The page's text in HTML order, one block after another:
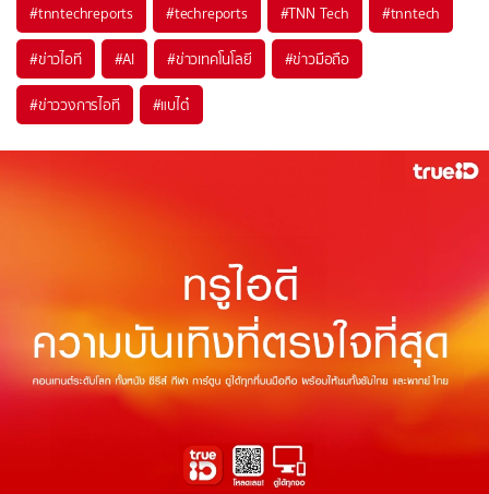
#tnntechreports #techreports #TNN Tech #tnntech
#ข่าวไอที #AI #ข่าวเทคโนโลยี #ข่าวมือถือ
#ข่าววงการไอที #แบไต๋